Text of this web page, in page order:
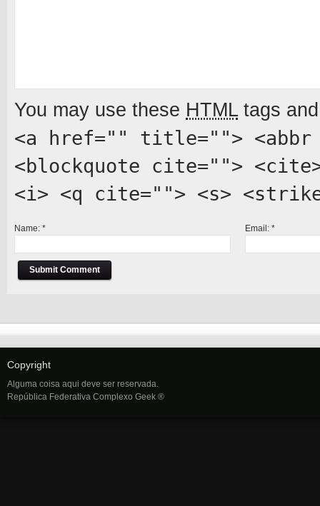
You may use these HTMLtags
<a href="" title="">
<blockquote cite="">
<i> <q cite=""> <s>
Name: * Email:*
Copyright
Alguma coisa aqui deve ser reservada.
República Federativa Complexo Geek ®